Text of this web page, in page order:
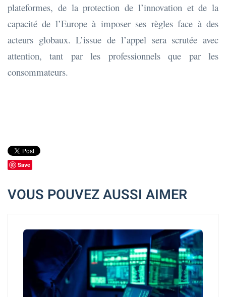
plateformes, de la protection de l’innovation et de la
capacité de l’Europe à imposer ses règles face à des
acteurs globaux. L’issue de l’appel sera scrutée avec
attention, tant par les professionnels que par les
consommateurs.
Save
VOUS POUVEZ AUSSI AIMER